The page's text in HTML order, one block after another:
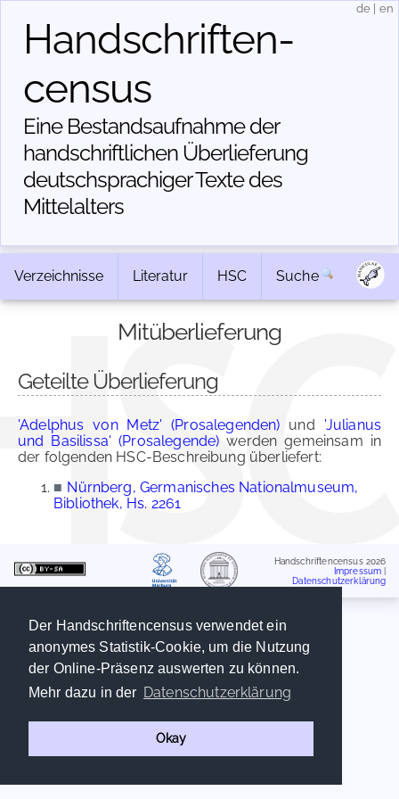
Der Handschriftencensus verwendet ein
anonymes Statistik-Cookie, um die Nutzung
der Online-Präsenz auswerten zu können.
Mehr dazu in der Datenschutzerklärung
Okay
Handschriften­
census
Eine Bestandsaufnahme der
handschriftlichen Über­lieferung
deutschsprachiger Texte des
Mittelalters
de en
Verzeichnisse Literatur HSC Suche
Mitüberlieferung
Geteilte Überlieferung
'Adelphus von Metz' (Prosalegenden) und 'Julianus
und Basilissa' (Prosalegende) werden gemeinsam in
der folgenden HSC-Beschreibung überliefert:
■ Nürnberg, Germanisches Nationalmuseum,
Bibliothek, Hs. 2261
Handschriftencensus 2026
Impressum
Datenschutzerklärung